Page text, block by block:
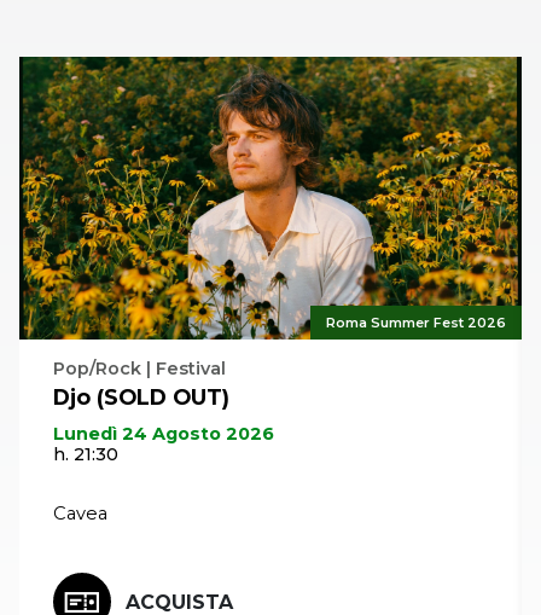
Roma Summer Fest 2026
Pop/Rock | Festival
Djo (SOLD OUT)
Lunedì 24 Agosto 2026
h. 21:30
Cavea
ACQUISTA